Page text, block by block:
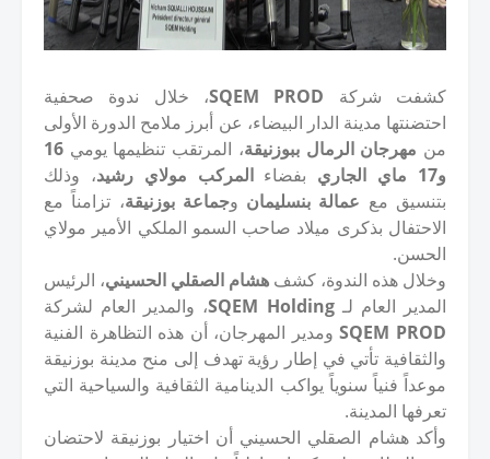
كشفت شركة SQEM PROD، خلال ندوة صحفية
احتضنتها مدينة الدار البيضاء، عن أبرز ملامح الدورة الأولى
من مهرجان الرمال ببوزنيقة، المرتقب تنظيمها يومي 16
و17 ماي الجاري
بفضاءالمركب مولاي رشيد، وذلك
بتنسيق مع عمالة بنسليمان وجماعة بوزنيقة، تزامناً مع
الاحتفال بذكرى ميلاد صاحب السمو الملكي الأمير مولاي
الحسن.
وخلال هذه الندوة، كشف هشام الصقلي الحسيني، الرئيس
المدير العام لـSQEM Holding، والمدير العام لشركة
SQEM PRODومدير المهرجان، أن هذه التظاهرة الفنية
والثقافية تأتي في إطار رؤية تهدف إلى منح مدينة بوزنيقة
موعداً فنياً سنوياً يواكب الدينامية الثقافية والسياحية التي
تعرفها المدينة.
وأكد هشام الصقلي الحسيني أن اختيار بوزنيقة لاحتضان